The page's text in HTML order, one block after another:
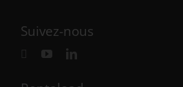
Suivez-nous